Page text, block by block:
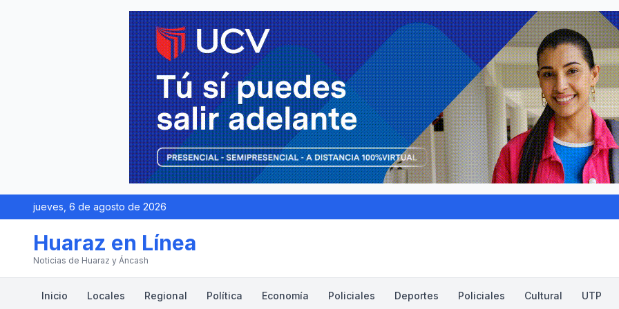
jueves, 6 de agosto de 2026
Huaraz en Línea
Noticias de Huaraz y Áncash
Inicio Locales Regional Política Economía Policiales Deportes Policiales Cultural UTP